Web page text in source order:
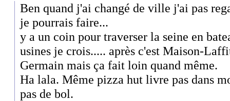
Ben quand j'ai changé de ville j'ai pas
je pourrais faire...
y a un coin pour traverser la seine en
usines je crois..... après c'est Maison-
Germain mais ça fait loin quand même.
Ha lala. Même pizza hut livre pas dans
pas de bol.